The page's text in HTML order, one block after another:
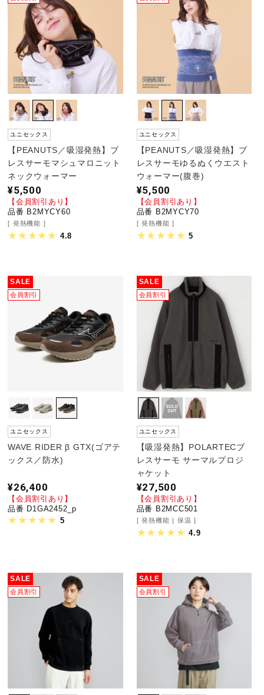
ユニセックス
【PEANUTS／吸湿発熱】ブ
レスサーモマシュマロニット
ネックウォーマー
¥5,500
【会員割引あり】
品番 B2MYCY60
発熱機能
4.8
ユニセックス
【PEANUTS／吸湿発熱】ブ
レスサーモゆるぬくウエスト
ウォーマー(腹巻)
¥5,500
【会員割引あり】
品番 B2MYCY70
発熱機能
5
SALE
会員割引
ユニセックス
WAVE RIDER β GTX(ゴアテ
ックス／防水)
¥26,400
【会員割引あり】
品番 D1GA2452_p
5
SALE
会員割引
ユニセックス
【吸湿発熱】POLARTECブ
レスサーモ サーマルプロジ
ャケット
¥27,500
【会員割引あり】
品番 B2MCC501
発熱機能 保温
4.9
SALE
会員割引
SALE
会員割引